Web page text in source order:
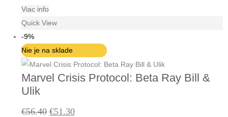
bola:
€56.40.€51.30.
Viac info
Quick View
-9%
Nie je na sklade
Marvel Crisis Protocol: Beta Ray Bill &
Ulik
€56.40 Pôvodná
€51.30Aktuálna